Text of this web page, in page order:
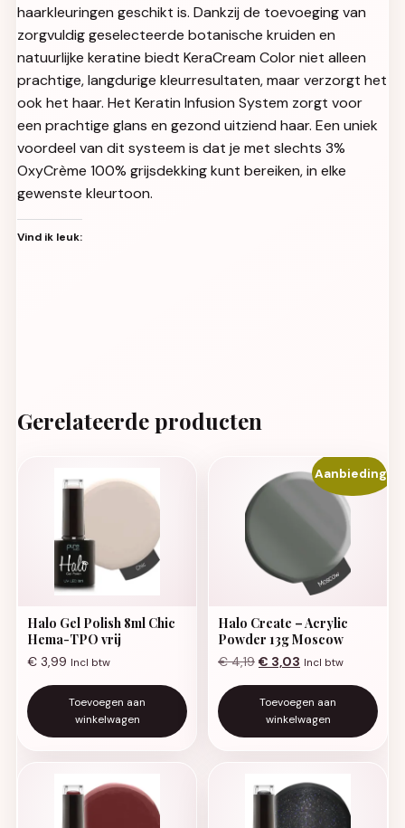
haarkleuringen geschikt is. Dankzij de toevoeging van
zorgvuldig geselecteerde botanische kruiden en
natuurlijke keratine biedt KeraCream Color niet alleen
prachtige, langdurige kleurresultaten, maar verzorgt het
ook het haar. Het Keratin Infusion System zorgt voor
een prachtige glans en gezond uitziend haar. Een uniek
voordeel van dit systeem is dat je met slechts 3%
OxyCrème 100% grijsdekking kunt bereiken, in elke
gewenste kleurtoon.
Vind ik leuk:
Gerelateerde producten
Halo Gel Polish 8ml Chic
Hema-TPO vrij
€ 3,99 Incl btw
Toevoegen aan
winkelwagen
Aanbieding!
Halo Create – Acrylic
Powder 13g Moscow
€4,19 Oorspronkelijke prijs
€ 3,03 Huidige prijs is: €
Incl btw
Toevoegen aan
winkelwagen